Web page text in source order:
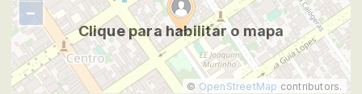
Clique para habilitar o mapa
−
© OpenStreetMap contributors.